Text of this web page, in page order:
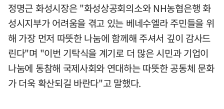
정명근 화성시장은 "화성상공회의소와 NH농협은행 화
성시지부가 어려움을 겪고 있는 베네수엘라 주민들을 위
해 가장 먼저 따뜻한 나눔에 함께해 주셔서 깊이 감사드
린다"며 "이번 기탁식을 계기로 더 많은 시민과 기업이
나눔에 동참해 국제사회와 연대하는 따뜻한 공동체 문화
가 더욱 확산되길 바란다"고 말했다.